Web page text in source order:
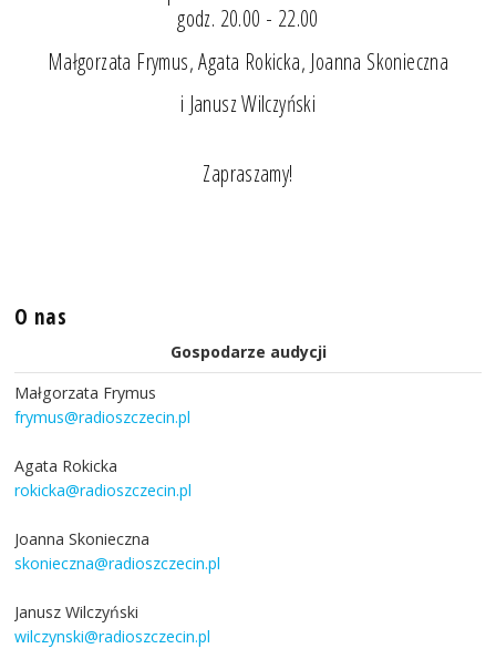
godz. 20.00 - 22.00
Małgorzata Frymus, Agata Rokicka, Joanna Skonieczna
i Janusz Wilczyński
Zapraszamy!
O nas
Gospodarze audycji
Małgorzata Frymus
frymus@radioszczecin.pl
Agata Rokicka
rokicka@radioszczecin.pl
Joanna Skonieczna
skonieczna@radioszczecin.pl
Janusz Wilczyński
wilczynski@radioszczecin.pl